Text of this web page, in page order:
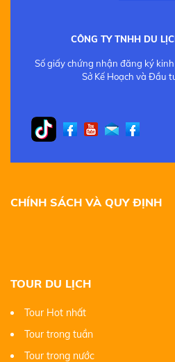
CÔNG TY TNHH DU
Số giấy chứng nhận đăng ký
Sở Kế Hoạch và Đầu
CHÍNH SÁCH VÀ QUY ĐỊNH
TOUR DU LỊCH
Tour Hot nhất
Tour trong tuần
Tour trong nước